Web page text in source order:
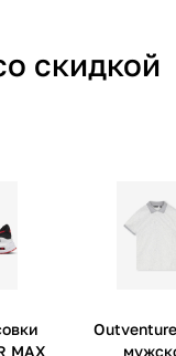
скидкой